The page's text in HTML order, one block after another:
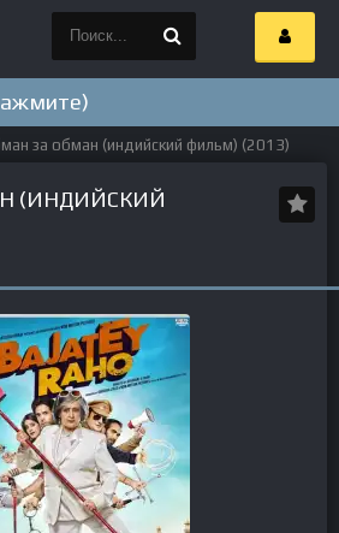
за обман (индийский фильм) (2013)
(ИНДИЙСКИЙ